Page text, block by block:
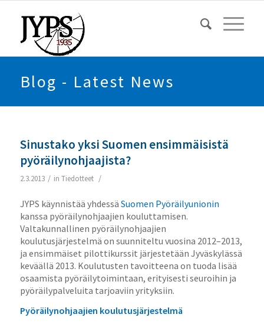
Blog - Latest News
Sinustako yksi Suomen ensimmäisistä
pyöräilynohjaajista?
2.3.2013 / in Tiedotteet /
JYPS käynnistää yhdessä Suomen Pyöräilyunionin
kanssa pyöräilynohjaajien kouluttamisen.
Valtakunnallinen pyöräilynohjaajien
koulutusjärjestelmä on suunniteltu vuosina 2012–2013,
ja ensimmäiset pilottikurssit järjestetään Jyväskylässä
keväällä 2013. Koulutusten tavoitteena on tuoda lisää
osaamista pyöräilytoimintaan, erityisesti seuroihin ja
pyöräilypalveluita tarjoaviin yrityksiin.
Pyöräilynohjaajien koulutusjärjestelmä